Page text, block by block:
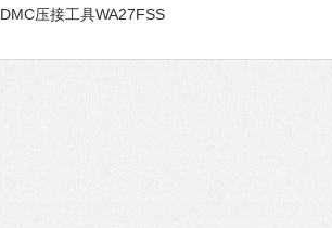
DMC压接工具WA27FSS